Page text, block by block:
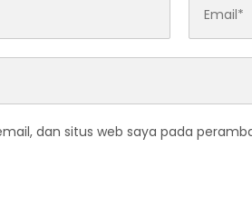
dan situs web saya pada